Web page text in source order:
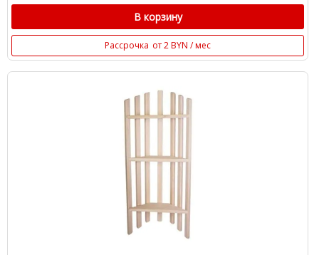
В корзину
Рассрочка от 2 BYN / мес